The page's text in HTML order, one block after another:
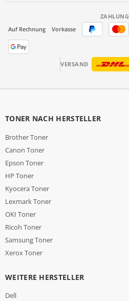
ZAHLUNG
Auf Rechnung
Vorkasse
VERSAND
TONER NACH HERSTELLER
Brother Toner
Canon Toner
Epson Toner
HP Toner
Kyocera Toner
Lexmark Toner
OKI Toner
Ricoh Toner
Samsung Toner
Xerox Toner
WEITERE HERSTELLER
Dell